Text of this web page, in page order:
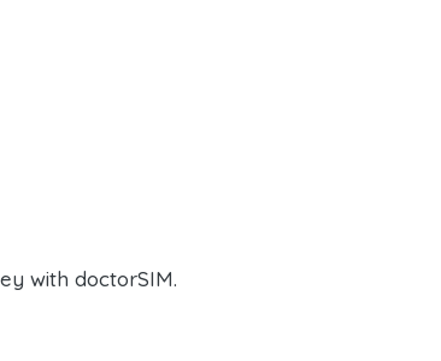
with doctorSIM.